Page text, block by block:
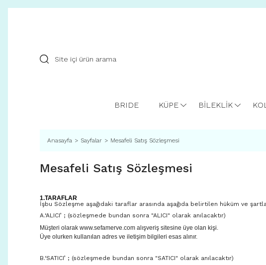
BRIDE KÜPE BİLEKLİK
Anasayfa Sayfalar Mesafeli Satış Sözleşmesi
Mesafeli Satış Sözleşmesi
1.TARAFLAR
İşbu Sözleşme aşağıdaki taraflar arasında aşağıda belirtilen hüküm ve
A.‘ALICI’ ; (sözleşmede bundan sonra "ALICI" olarak anılacaktır)
Müşteri olarak www.sefamerve.com alışveriş sitesine üye olan kişi.
Üye olurken kullanılan adres ve iletişim bilgileri esas alınır.
B.‘SATICI’ ; (sözleşmede bundan sonra "SATICI" olarak anılacaktır)